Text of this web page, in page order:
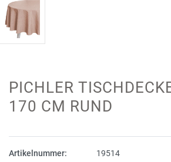
PICHLER
170 CM RUND
Artikelnummer:
19514